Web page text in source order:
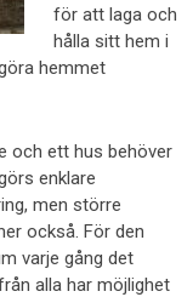
för att laga och
hålla sitt hem i
hemmet
och ett hus behöver
enklare
men större
också. För den
varje gång det
alla har möjlighet